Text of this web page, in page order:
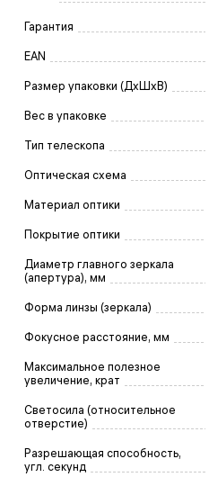
Гарантия
EAN
Размер упаковки (ДxШxВ)
Вес в упаковке
Тип телескопа
Оптическая схема
Материал оптики
Покрытие оптики
Диаметр главного зеркала
(апертура), мм
Форма линзы (зеркала)
Фокусное расстояние, мм
Максимальное полезное
увеличение, крат
Светосила (относительное
отверстие)
Разрешающая способность,
угл. секунд